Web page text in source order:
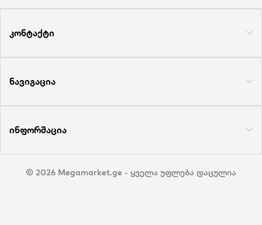
კონტაქტი
ნავიგაცია
ინფორმაცია
© 2026 Megamarket.ge - ყველა უფლება დაცულია